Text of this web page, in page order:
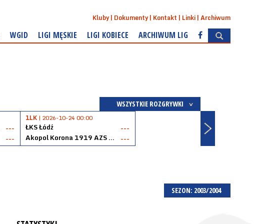
Kluby Dokumenty Kontakt Linki Archiwum
WGID LIGI MĘSKIE LIGI KOBIECE ARCHIWUM LIG
WSZYSTKIE ROZGRYWKI
---
---
1LK | 2026-10-24 00:00
ŁKS Łódź
---
Akopol Korona 1919 AZS PK Kraków
---
SEZON: 2003/2004